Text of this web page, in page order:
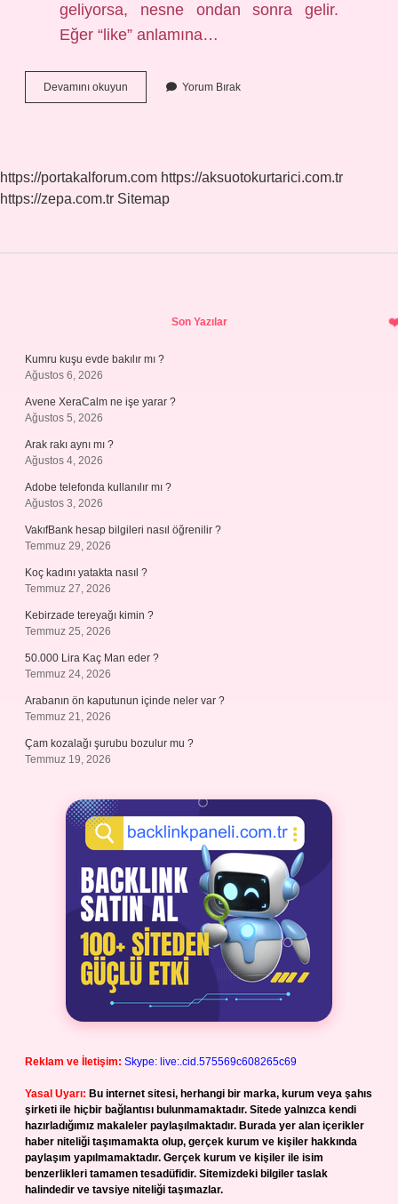
geliyorsa, nesne ondan sonra gelir.
Eğer “like” anlamına…
Devamını okuyun
Nin
Yorum Bırak
https://portakalforum.com https://aksuotokurtarici.com.tr
https://zepa.com.tr Sitemap
Son Yazılar
Kumru kuşu evde bakılır mı ?
Ağustos 6, 2026
Avene XeraCalm ne işe yarar ?
Ağustos 5, 2026
Arak rakı aynı mı ?
Ağustos 4, 2026
Adobe telefonda kullanılır mı ?
Ağustos 3, 2026
VakıfBank hesap bilgileri nasıl öğrenilir ?
Temmuz 29, 2026
Koç kadını yatakta nasıl ?
Temmuz 27, 2026
Kebirzade tereyağı kimin ?
Temmuz 25, 2026
50.000 Lira Kaç Man eder ?
Temmuz 24, 2026
Arabanın ön kaputunun içinde neler var ?
Temmuz 21, 2026
Çam kozalağı şurubu bozulur mu ?
Temmuz 19, 2026
Reklam ve İletişim: Skype: live:.cid.575569c608265c69
Yasal Uyarı: Bu internet sitesi, herhangi bir marka, kurum veya şahıs
şirketi ile hiçbir bağlantısı bulunmamaktadır. Sitede yalnızca kendi
hazırladığımız makaleler paylaşılmaktadır. Burada yer alan içerikler
haber niteliği taşımamakta olup, gerçek kurum ve kişiler hakkında
paylaşım yapılmamaktadır. Gerçek kurum ve kişiler ile isim
benzerlikleri tamamen tesadüfidir. Sitemizdeki bilgiler taslak
halindedir ve tavsiye niteliği taşımazlar.